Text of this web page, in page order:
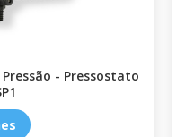
- Pressostato